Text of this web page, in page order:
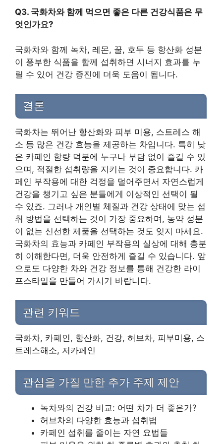
Q3. 국화차와 함께 먹으면 좋은 다른 건강식품은 무
엇인가요?
국화차와 함께 녹차, 레몬, 꿀, 호두 등 항산화 성분
이 풍부한 식품을 함께 섭취하면 시너지 효과를 누
릴 수 있어 건강 증진에 더욱 도움이 됩니다.
결론
국화차는 뛰어난 항산화와 피부 미용, 스트레스 해
소 등 많은 건강 효능을 제공하는 차입니다. 특히 낮
은 카페인 함량 덕분에 누구나 부담 없이 즐길 수 있
으며, 적절한 섭취량을 지키는 것이 중요합니다. 카
페인 부작용에 대한 걱정을 덜어주면서 자연스럽게
건강을 챙기고 싶은 분들에게 이상적인 선택이 될
수 있죠. 그러나 개인별 체질과 건강 상태에 맞는 섭
취 방법을 선택하는 것이 가장 중요하며, 농약 성분
이 없는 신선한 제품을 선택하는 것도 잊지 마세요.
국화차의 효능과 카페인 부작용의 실상에 대해 충분
히 이해한다면, 더욱 안전하게 즐길 수 있습니다. 앞
으로도 다양한 차와 건강 정보를 통해 건강한 라이
프스타일을 만들어 가시기 바랍니다.
관련 키워드
국화차, 카페인, 항산화, 건강, 허브차, 피부미용, 스
트레스해소, 저카페인
관심을 가질 만한 추가 주제 제안
녹차와의 건강 비교: 어떤 차가 더 좋은가?
허브차의 다양한 효능과 섭취법
카페인 섭취를 줄이는 자연 요법들